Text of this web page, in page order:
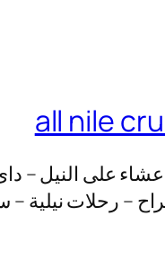
على النيل –
– رحلات